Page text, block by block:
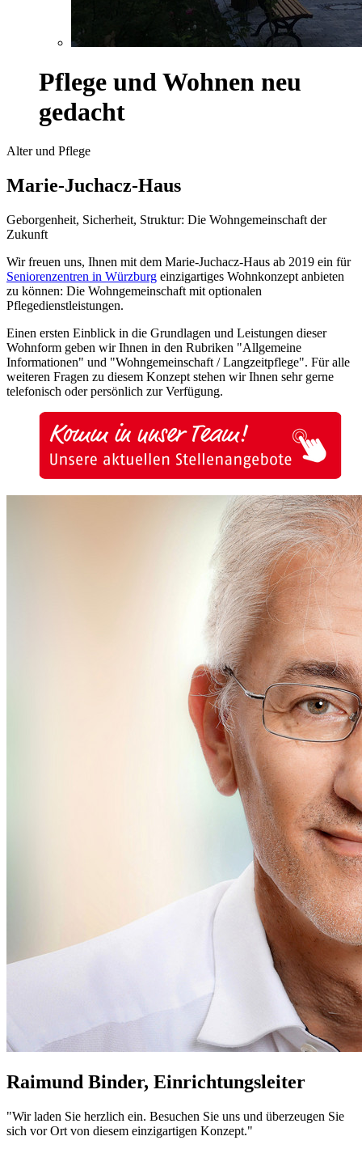
Pflege und Wohnen neu
gedacht
Alter und Pflege
Marie-Juchacz-Haus
Geborgenheit, Sicherheit, Struktur: Die Wohngemeinschaft der
Zukunft
Wir freuen uns, Ihnen mit dem Marie-Juchacz-Haus ab 2019 ein für
Seniorenzentren in Würzburg einzigartiges Wohnkonzept anbieten
zu können: Die Wohngemeinschaft mit optionalen
Pflegedienstleistungen.
Einen ersten Einblick in die Grundlagen und Leistungen dieser
Wohnform geben wir Ihnen in den Rubriken "Allgemeine
Informationen" und "Wohngemeinschaft / Langzeitpflege". Für alle
weiteren Fragen zu diesem Konzept stehen wir Ihnen sehr gerne
telefonisch oder persönlich zur Verfügung.
Raimund Binder, Einrichtungsleiter
"Wir laden Sie herzlich ein. Besuchen Sie uns und überzeugen Sie
sich vor Ort von diesem einzigartigen Konzept."